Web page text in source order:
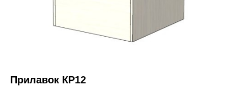
Прилавок КР12